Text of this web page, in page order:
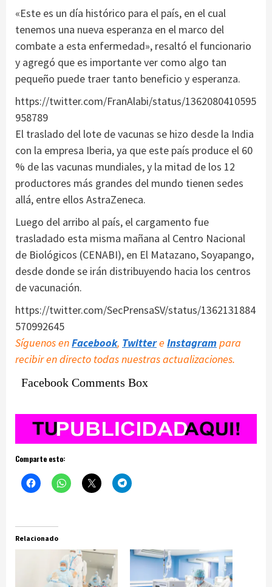
«Este es un día histórico para el país, en el cual
tenemos una nueva esperanza en el marco del
combate a esta enfermedad», resaltó el funcionario
y agregó que es importante ver como algo tan
pequeño puede traer tanto beneficio y esperanza.
https://twitter.com/FranAlabi/status/1362080410595
958789
El traslado del lote de vacunas se hizo desde la India
con la empresa Iberia, ya que este país produce el 60
% de las vacunas mundiales, y la mitad de los 12
productores más grandes del mundo tienen sedes
allá, entre ellos AstraZeneca.
Luego del arribo al país, el cargamento fue
trasladado esta misma mañana al Centro Nacional
de Biológicos (CENABI), en El Matazano, Soyapango,
desde donde se irán distribuyendo hacia los centros
de vacunación.
https://twitter.com/SecPrensaSV/status/1362131884
570992645
Síguenos enFacebook, Twittere Instagram para
recibir en directo todas nuestras actualizaciones.
Facebook Comments Box
Comparte esto:
Relacionado